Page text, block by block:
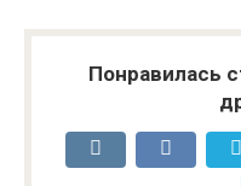
Понравилась